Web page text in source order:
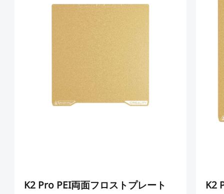
K2 Pro PEI両面フロストプレート K2